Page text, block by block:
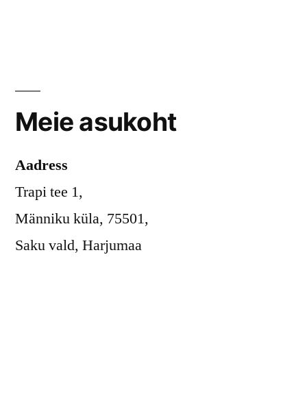
Meie asukoht
Aadress
Trapi tee 1,
Männiku küla, 75501,
Saku vald, Harjumaa